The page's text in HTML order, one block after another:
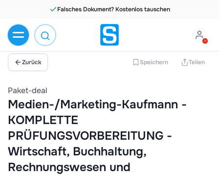
Falsches Dokument? Kostenlos tauschen
Zurück Speichern Teilen
Paket-deal
Medien-/Marketing-Kaufmann -
KOMPLETTE
PRÜFUNGSVORBEREITUNG -
Wirtschaft, Buchhaltung,
Rechnungswesen und